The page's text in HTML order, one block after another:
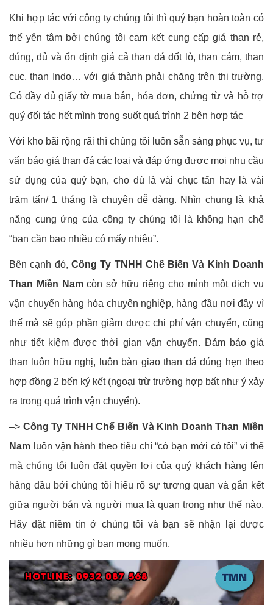
Khi hợp tác với công ty chúng tôi thì quý bạn hoàn toàn có
thể yên tâm bởi chúng tôi cam kết cung cấp giá than rẻ,
đúng, đủ và ổn định giá cả than đá đốt lò, than cám, than
cục, than Indo… với giá thành phải chăng trên thị trường.
Có đầy đủ giấy tờ mua bán, hóa đơn, chứng từ và hỗ trợ
quý đối tác hết mình trong suốt quá trình 2 bên hợp tác
Với kho bãi rộng rãi thì chúng tôi luôn sẵn sàng phục vụ, tư
vấn báo giá than đá các loại và đáp ứng được mọi nhu cầu
sử dụng của quý bạn, cho dù là vài chục tấn hay là vài
trăm tấn/ 1 tháng là chuyện dễ dàng. Nhìn chung là khả
năng cung ứng của công ty chúng tôi là không hạn chế
“bạn cần bao nhiều có mấy nhiêu”.
Bên cạnh đó, Công Ty TNHH Chế Biến Và Kinh Doanh
Than Miền Namcòn sở hữu riêng cho mình một dịch vụ
vận chuyển hàng hóa chuyên nghiệp, hàng đầu nơi đây vì
thế mà sẽ góp phần giảm được chi phí vận chuyển, cũng
như tiết kiệm được thời gian vận chuyển. Đảm bảo giá
than luôn hữu nghị, luôn bàn giao than đá đúng hẹn theo
hợp đồng 2 bến ký kết (ngoại trừ trường hợp bất như ý xảy
ra trong quá trình vận chuyển).
–> Công Ty TNHH Chế Biến Và Kinh Doanh Than Miền
Nam luôn vận hành theo tiêu chí “có bạn mới có tôi” vì thể
mà chúng tôi luôn đặt quyền lợi của quý khách hàng lên
hàng đầu bởi chúng tôi hiểu rõ sự tương quan và gắn kết
giữa người bán và người mua là quan trọng như thế nào.
Hãy đặt niềm tin ở chúng tôi và bạn sẽ nhận lại được
nhiều hơn những gì bạn mong muốn.